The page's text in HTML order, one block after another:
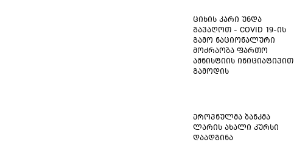
ციხის კარი უნდა
გავაღოთ - COVID 19-ის
გამო ნაციონალური
მოძრაობა ფართო
ამნისტიის ინიციატივით
გამოდის
ეროვნულმა ბანკმა
ლარის ახალი კურსი
დაადგინა